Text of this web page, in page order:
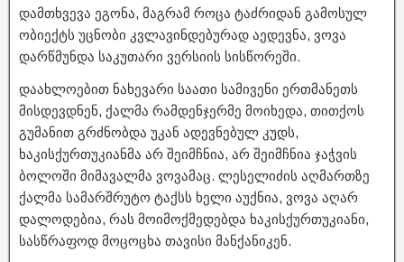
დამთხვევა ეგონა, მაგრამ როცა ტაძრიდან გამოსულ
ობიექტს უცნობი კვლავინდებურად აედევნა, ვოვა
დარწმუნდა საკუთარი ვერსიის სისწორეში.
დაახლოებით ნახევარი საათი სამივენი ერთმანეთს
მისდევდნენ, ქალმა რამდენჯერმე მოიხედა, თითქოს
გუმანით გრძნობდა უკან ადევნებულ კუდს,
ხაკისქურთუკიანმა არ შეიმჩნია, არ შეიმჩნია ჯაჭვის
ბოლოში მიმავალმა ვოვამაც. ლესელიძის აღმართზე
ქალმა სამარშრუტო ტაქსს ხელი აუქნია, ვოვა აღარ
დალოდებია, რას მოიმოქმედებდა ხაკისქურთუკიანი,
სასწრაფოდ მოცოცხა თავისი მანქანიკენ.